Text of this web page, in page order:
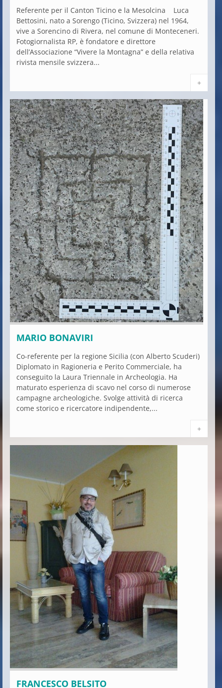
Referente per il Canton Ticino e la Mesolcina Luca
Bettosini, nato a Sorengo (Ticino, Svizzera) nel 1964,
vive a Sorencino di Rivera, nel comune di Monteceneri.
Fotogiornalista RP, è fondatore e direttore
dell’Associazione “Vivere la Montagna” e della relativa
rivista mensile svizzera...
+
MARIO BONAVIRI
Co-referente per la regione Sicilia (con Alberto Scuderi)
Diplomato in Ragioneria e Perito Commerciale, ha
conseguito la Laura Triennale in Archeologia. Ha
maturato esperienza di scavo nel corso di numerose
campagne archeologiche. Svolge attività di ricerca
come storico e ricercatore indipendente,...
+
FRANCESCO BELSITO